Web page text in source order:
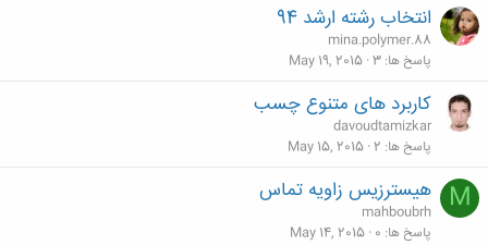
انتخاب رشته ارشد 94
mina.polymer.88
پاسخ ها 3
May 19, 2015
کاربرد های متنوع چسب
davoudtamizkar
پاسخ ها 2
May 15, 2015
M هیسترزیس زاویه تماس
mahboubrh
پاسخ ها 0
May 14, 2015